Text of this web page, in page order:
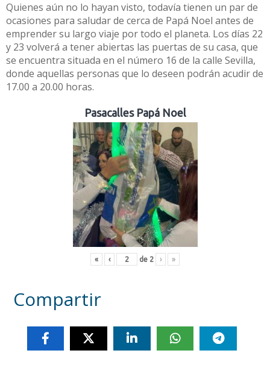
Quienes aún no lo hayan visto, todavía tienen un par de
ocasiones para saludar de cerca de Papá Noel antes de
emprender su largo viaje por todo el planeta. Los días 22
y 23 volverá a tener abiertas las puertas de su casa, que
se encuentra situada en el número 16 de la calle Sevilla,
donde aquellas personas que lo deseen podrán acudir de
17.00 a 20.00 horas.
Pasacalles Papá Noel
« ‹ de 2 › »
Compartir